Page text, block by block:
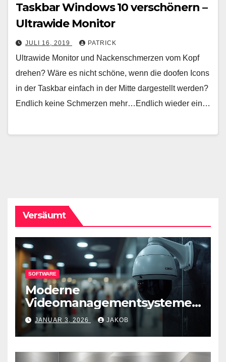
Taskbar Windows 10 verschönern –
Ultrawide Monitor
JULI 16, 2019 PATRICK
Ultrawide Monitor und Nackenschmerzen vom Kopf
drehen? Wäre es nicht schöne, wenn die doofen Icons
in der Taskbar einfach in der Mitte dargestellt werden?
Endlich keine Schmerzen mehr…Endlich wieder ein…
Versäumt
SOFTWARE
Moderne
Videomanagementsysteme
(VMS) – mehr als nur
Überwachungswerkzeuge
JANUAR 3, 2026 JAKOB